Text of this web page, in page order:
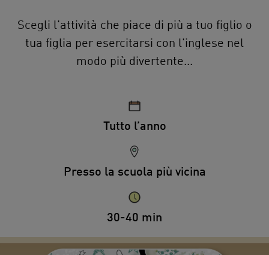
Scegli l'attività che piace di più a tuo figlio o
tua figlia per esercitarsi con l'inglese nel
modo più divertente...
Tutto l’anno
Presso la scuola più vicina
30-40 min